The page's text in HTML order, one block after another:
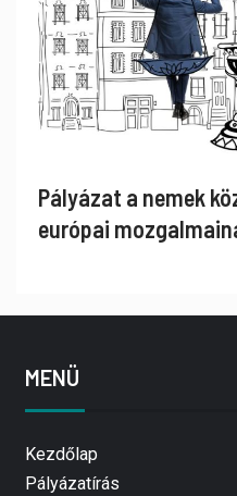
Pályázat a nemek
európai
MENÜ
Kezdőlap
Pályázatírás